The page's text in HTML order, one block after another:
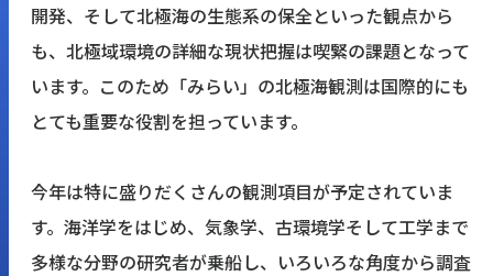
開発、そして北極海の生態系の保全といった観点から
も、北極域環境の詳細な現状把握は喫緊の課題となって
います。このため「みらい」の北極海観測は国際的にも
とても重要な役割を担っています。
今年は特に盛りだくさんの観測項目が予定されていま
す。海洋学をはじめ、気象学、古環境学そして工学まで
多様な分野の研究者が乗船し、いろいろな角度から調査